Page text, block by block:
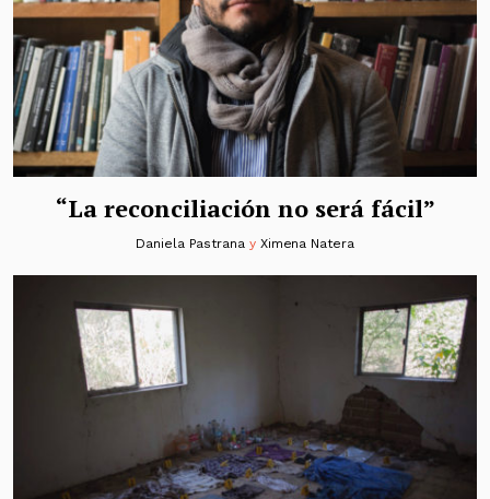
“La reconciliación no será fácil”
Daniela Pastrana y Ximena Natera